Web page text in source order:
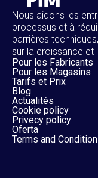
Nous aidons les
processus et à
barrières
sur la croissance et
Pour les Fabricants
Pour les Magasins
Tarifs et Prix
Blog
Actualités
Cookie policy
Privecy policy
Oferta
Terms and